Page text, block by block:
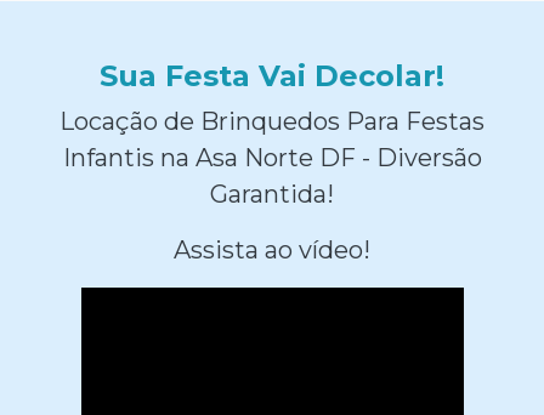
Sua Festa Vai Decolar!
Locação de Brinquedos Para Festas
Infantis na Asa Norte DF - Diversão
Garantida!
Assista ao vídeo!